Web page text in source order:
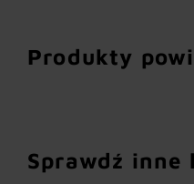
Produkty
Sprawdź inne